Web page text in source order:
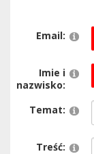
Email:
Imie i
nazwisko:
Temat:
Treść: